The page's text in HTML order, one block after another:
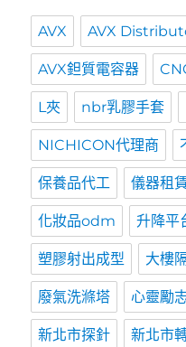
AVX AVX
AVX鉭質電容器
L夾 nbr乳膠手套
NICHICON代理商
保養品代工 儀器租
化妝品odm 升降平
塑膠射出成型 大樓
廢氣洗滌塔 心靈勵
新北市探針 新北市